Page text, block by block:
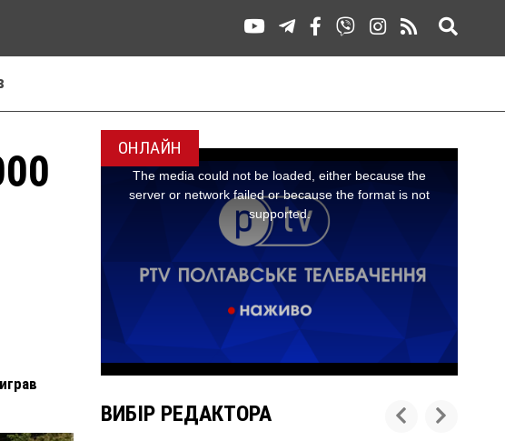
ОНЛАЙН
ВИБІР РЕДАКТОРА